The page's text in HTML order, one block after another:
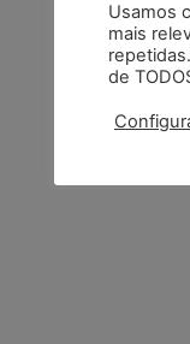
Usamos
mais
de